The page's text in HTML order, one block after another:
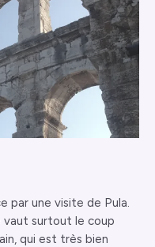
par une visite de Pula.
vaut surtout le coup
qui est très bien